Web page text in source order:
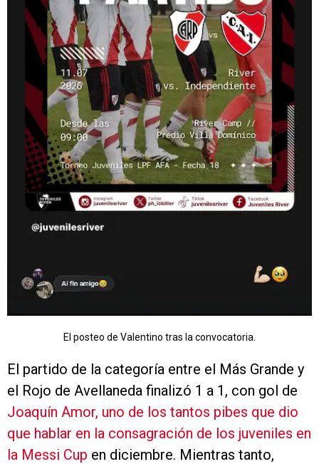
El posteo de Valentino tras la convocatoria.
El partido de la categoría entre el Más Grande y
el Rojo de Avellaneda finalizó 1 a 1, con gol de
Joaquín Amor, uno de los tantos pibes que dio
que hablar en la consagración de los juveniles en
la Messi Cup en diciembre. Mientras tanto,